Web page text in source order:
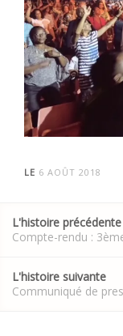
LE 6 AOÛT 2018
Post
navigation
L'histoire précédente
Compte-rendu : 3
L'histoire suivante
Communiqué de